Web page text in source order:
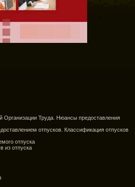
Организации Труда. Нюансы предоставления
отпусков. Классификация отпусков
отпуска
из отпуска